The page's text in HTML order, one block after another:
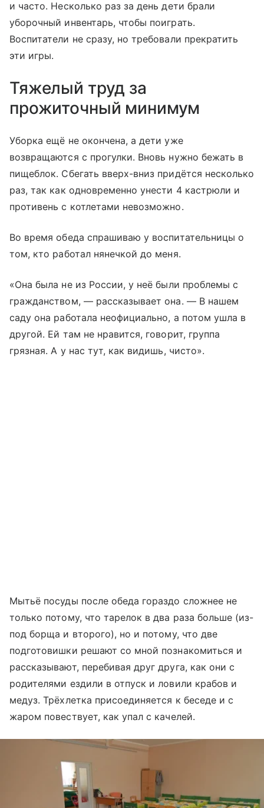
и часто. Несколько раз за день дети брали
уборочный инвентарь, чтобы поиграть.
Воспитатели не сразу, но требовали прекратить
эти игры.
Тяжелый труд за
прожиточный минимум
Уборка ещё не окончена, а дети уже
возвращаются с прогулки. Вновь нужно бежать в
пищеблок. Сбегать вверх-вниз придётся несколько
раз, так как одновременно унести 4 кастрюли и
противень с котлетами невозможно.
Во время обеда спрашиваю у воспитательницы о
том, кто работал нянечкой до меня.
«Она была не из России, у неё были проблемы с
гражданством, — рассказывает она. — В нашем
саду она работала неофициально, а потом ушла в
другой. Ей там не нравится, говорит, группа
грязная. А у нас тут, как видишь, чисто».
Мытьё посуды после обеда гораздо сложнее не
только потому, что тарелок в два раза больше (из-
под борща и второго), но и потому, что две
подготовишки решают со мной познакомиться и
рассказывают, перебивая друг друга, как они с
родителями ездили в отпуск и ловили крабов и
медуз. Трёхлетка присоединяется к беседе и с
жаром повествует, как упал с качелей.